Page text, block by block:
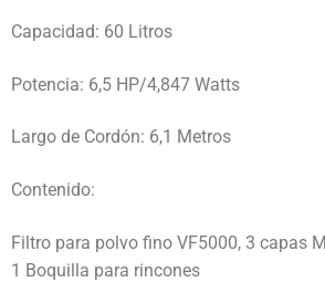
Capacidad: 60 Litros
Potencia: 6,5 HP/4,847 Watts
Largo de Cordón: 6,1 Metros
Contenido:
Filtro para polvo fino VF5000, 3 capas
1 Boquilla para rincones